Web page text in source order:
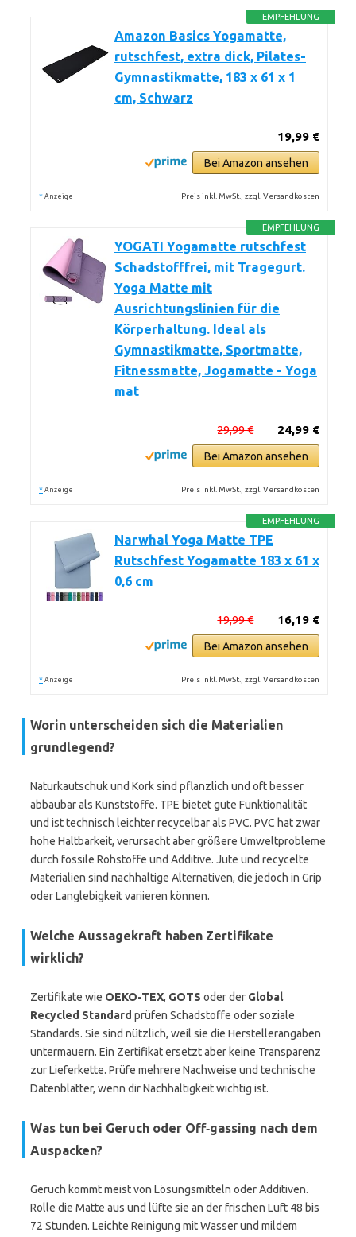
EMPFEHLUNG
Amazon Basics Yogamatte,
rutschfest, extra dick, Pilates-
Gymnastikmatte, 183 x 61 x 1
cm, Schwarz
19,99 €
Bei Amazon ansehen
* Anzeige Preis inkl. MwSt., zzgl. Versandkosten
EMPFEHLUNG
YOGATI Yogamatte rutschfest
Schadstofffrei, mit Tragegurt.
Yoga Matte mit
Ausrichtungslinien für die
Körperhaltung. Ideal als
Gymnastikmatte, Sportmatte,
Fitnessmatte, Jogamatte - Yoga
mat
24,99 €
29,99 €
Bei Amazon ansehen
* Anzeige Preis inkl. MwSt., zzgl. Versandkosten
EMPFEHLUNG
Narwhal Yoga Matte TPE
Rutschfest Yogamatte 183 x 61 x
0,6 cm
16,19 €
19,99 €
Bei Amazon ansehen
* Anzeige Preis inkl. MwSt., zzgl. Versandkosten
Worin unterscheiden sich die Materialien
grundlegend?
Naturkautschuk und Kork sind pflanzlich und oft besser
abbaubar als Kunststoffe. TPE bietet gute Funktionalität
und ist technisch leichter recycelbar als PVC. PVC hat zwar
hohe Haltbarkeit, verursacht aber größere Umweltprobleme
durch fossile Rohstoffe und Additive. Jute und recycelte
Materialien sind nachhaltige Alternativen, die jedoch in Grip
oder Langlebigkeit variieren können.
Welche Aussagekraft haben Zertifikate
wirklich?
Zertifikate wie OEKO-TEX, GOTS oder der Global
Recycled Standard prüfen Schadstoffe oder soziale
Standards. Sie sind nützlich, weil sie die Herstellerangaben
untermauern. Ein Zertifikat ersetzt aber keine Transparenz
zur Lieferkette. Prüfe mehrere Nachweise und technische
Datenblätter, wenn dir Nachhaltigkeit wichtig ist.
Was tun bei Geruch oder Off‑gassing nach dem
Auspacken?
Geruch kommt meist von Lösungsmitteln oder Additiven.
Rolle die Matte aus und lüfte sie an der frischen Luft 48 bis
72 Stunden. Leichte Reinigung mit Wasser und mildem